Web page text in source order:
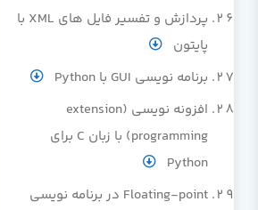
پردازش و تفسیر فایل های XML با
پایتون
برنامه نویسی GUI با Python
افزونه نویسی (extension
programming) با زبان C برای
Python
Floating-point در برنامه نویسی